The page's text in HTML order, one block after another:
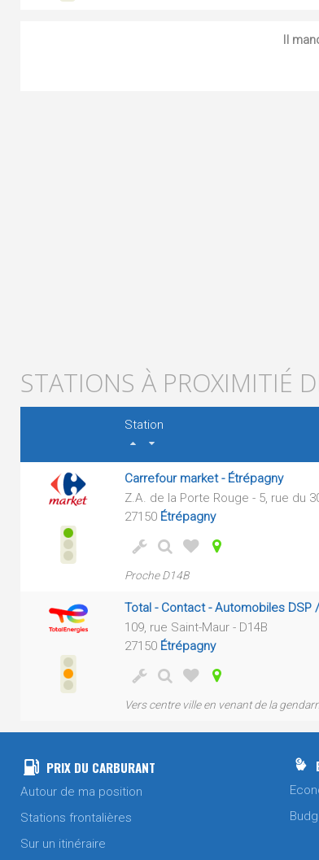
Il
STATIONS À PROXIMITIÉ
Station
Carrefour market - Étrépagny
Z.A. de la Porte Rouge - 5, rue du
27150 Étrépagny
Proche D14B
Total - Contact - Automobiles DSP
109, rue Saint-Maur - D14B
27150 Étrépagny
Vers centre ville en venant de la
PRIX DU CARBURANT
Autour de ma position
Stations frontalières
Sur un itinéraire